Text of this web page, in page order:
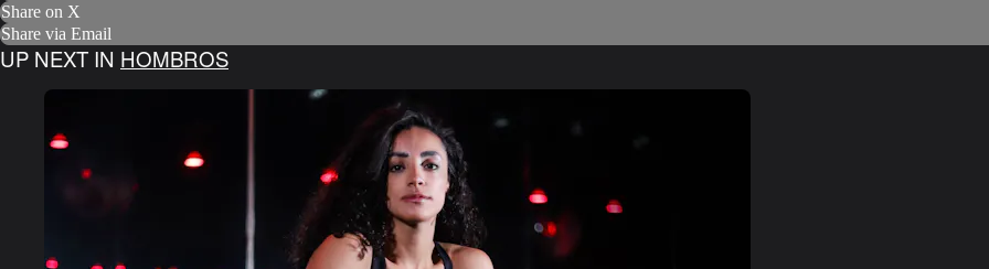
Share on X
Share via Email
UP NEXT IN HOMBROS